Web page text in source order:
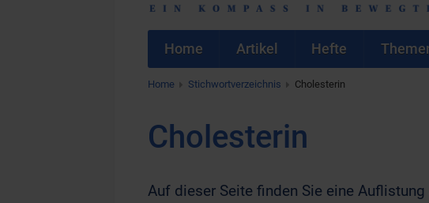
Home Artikel Hefte
Home Stichwortverzeichnis Cholesterin
Cholesterin
Auf dieser Seite finden Sie eine Auflistung